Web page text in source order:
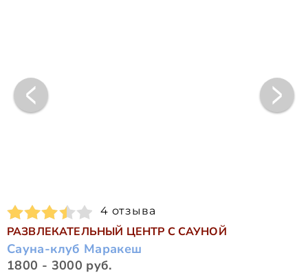
4 отзыва
РАЗВЛЕКАТЕЛЬНЫЙ ЦЕНТР С САУНОЙ
Сауна-клуб Маракеш
1800 - 3000 руб.